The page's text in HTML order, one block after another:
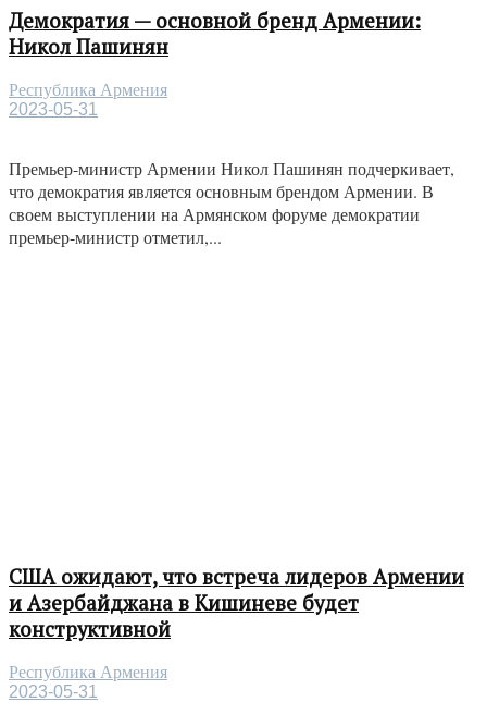
Демократия — основной бренд Армении:
Никол Пашинян
Республика Армения
2023-05-31
Премьер-министр Армении Никол Пашинян подчеркивает,
что демократия является основным брендом Армении. В
своем выступлении на Армянском форуме демократии
премьер-министр отметил,...
США ожидают, что встреча лидеров Армении
и Азербайджана в Кишиневе будет
конструктивной
Республика Армения
2023-05-31